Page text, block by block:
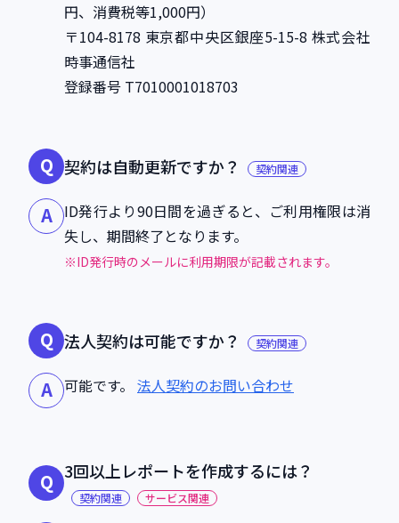
円、消費税等1,000円）
〒104-8178 東京都中央区銀座5-15-8 株式会社
時事通信社
登録番号 T7010001018703
Q 契約は自動更新ですか？ 契約関連
A
ID発行より90日間を過ぎると、ご利用権限は消
失し、期間終了となります。
※ID発行時のメールに利用期限が記載されます。
Q 法人契約は可能ですか？ 契約関連
A 可能です。 法人契約のお問い合わせ
Q 3回以上レポートを作成するには？
契約関連 サービス関連